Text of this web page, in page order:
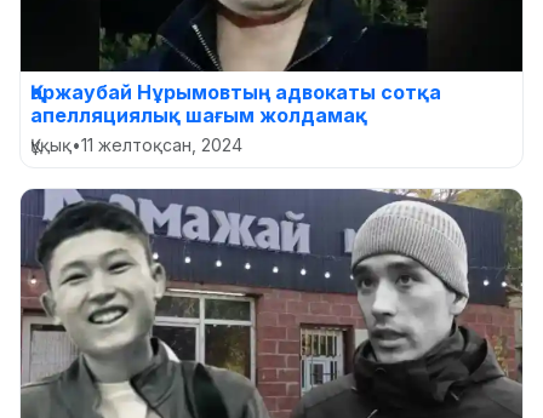
Қаржаубай Нұрымовтың адвокаты сотқа
апелляциялық шағым жолдамақ
Құқық•11 желтоқсан, 2024